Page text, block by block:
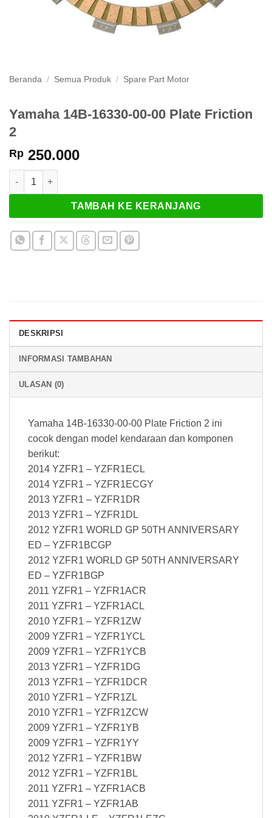
Beranda / Semua Produk / Spare Part Motor
Yamaha 14B-16330-00-00 Plate Friction
2
Rp 250.000
Kuantitas Yamaha 14B-16330-00-00 Plate Friction 2
TAMBAH KE KERANJANG
DESKRIPSI
INFORMASI TAMBAHAN
ULASAN (0)
Yamaha 14B-16330-00-00 Plate Friction 2 ini
cocok dengan model kendaraan dan komponen
berikut:
2014 YZFR1 – YZFR1ECL
2014 YZFR1 – YZFR1ECGY
2013 YZFR1 – YZFR1DR
2013 YZFR1 – YZFR1DL
2012 YZFR1 WORLD GP 50TH ANNIVERSARY
ED – YZFR1BCGP
2012 YZFR1 WORLD GP 50TH ANNIVERSARY
ED – YZFR1BGP
2011 YZFR1 – YZFR1ACR
2011 YZFR1 – YZFR1ACL
2010 YZFR1 – YZFR1ZW
2009 YZFR1 – YZFR1YCL
2009 YZFR1 – YZFR1YCB
2013 YZFR1 – YZFR1DG
2013 YZFR1 – YZFR1DCR
2010 YZFR1 – YZFR1ZL
2010 YZFR1 – YZFR1ZCW
2009 YZFR1 – YZFR1YB
2009 YZFR1 – YZFR1YY
2012 YZFR1 – YZFR1BW
2012 YZFR1 – YZFR1BL
2011 YZFR1 – YZFR1ACB
2011 YZFR1 – YZFR1AB